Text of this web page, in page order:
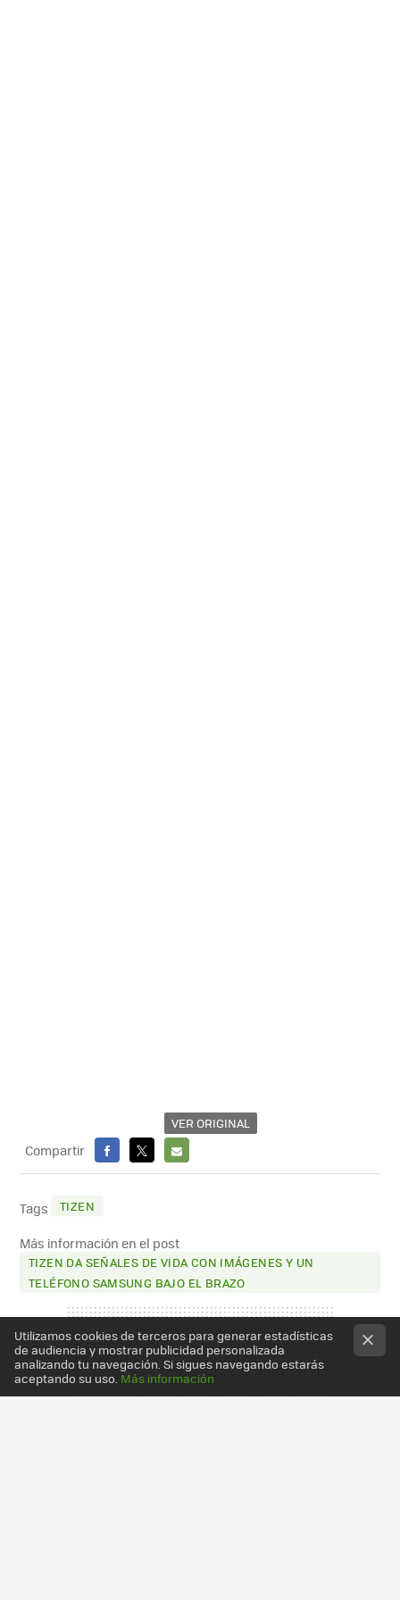
VER ORIGINAL
Compartir
FACEBOOK
X
E-
Tags TIZEN
Más información en el post
TIZEN DA SEÑALES DE VIDA CON IMÁGENES Y UN
TELÉFONO SAMSUNG BAJO EL BRAZO
Utilizamos cookies de terceros para generar estadísticas
de audiencia y mostrar publicidad personalizada
analizando tu navegación. Si sigues navegando estarás
aceptando su uso. Más información